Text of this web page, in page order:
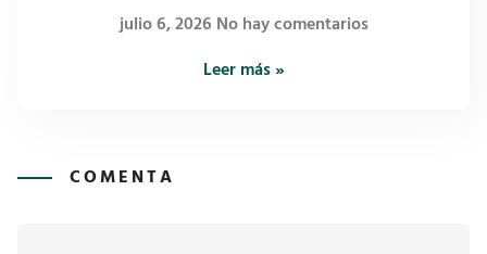
julio 6, 2026 No hay comentarios
Leer más »
COMENTA